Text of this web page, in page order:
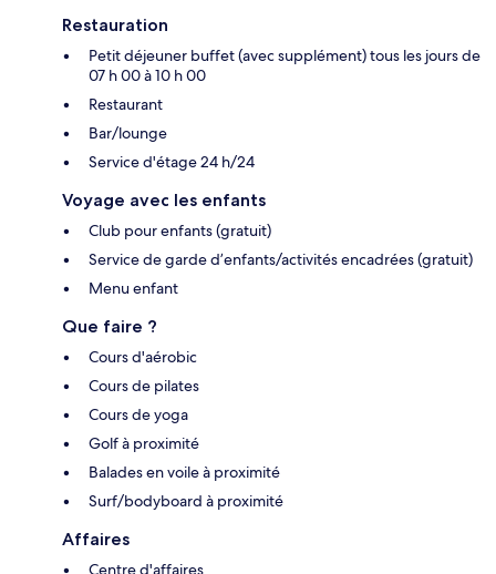
Restauration
Petit déjeuner buffet (avec supplément) tous les jours de
07 h 00 à 10 h 00
Restaurant
Bar/lounge
Service d'étage 24 h/24
Voyage avec les enfants
Club pour enfants (gratuit)
Service de garde d’enfants/activités encadrées (gratuit)
Menu enfant
Que faire ?
Cours d'aérobic
Cours de pilates
Cours de yoga
Golf à proximité
Balades en voile à proximité
Surf/bodyboard à proximité
Affaires
Centre d'affaires